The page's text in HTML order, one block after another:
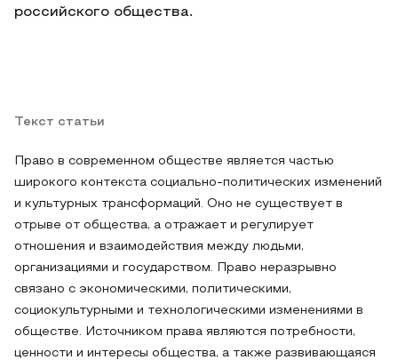
российского общества.
Текст статьи
Право в современном обществе является частью
широкого контекста социально-политических изменений
и культурных трансформаций. Оно не существует в
отрыве от общества, а отражает и регулирует
отношения и взаимодействия между людьми,
организациями и государством. Право неразрывно
связано с экономическими, политическими,
социокультурными и технологическими изменениями в
обществе. Источником права являются потребности,
ценности и интересы общества, а также развивающаяся